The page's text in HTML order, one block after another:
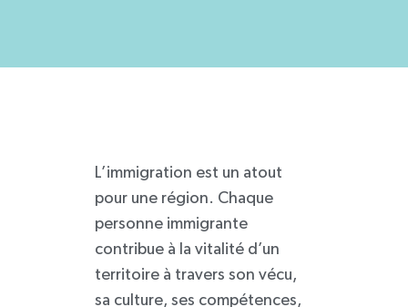
L’immigration est un atout
pour une région. Chaque
personne immigrante
contribue à la vitalité d’un
territoire à travers son vécu,
sa culture, ses compétences,